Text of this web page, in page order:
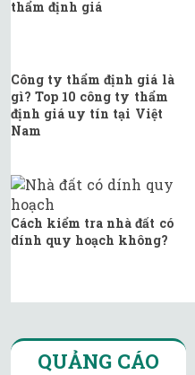
thẩm định giá
Công ty thẩm định giá là
gì? Top 10 công ty thẩm
định giá uy tín tại Việt
Nam
Cách kiểm tra nhà đất có
dính quy hoạch không?
QUẢNG CÁO